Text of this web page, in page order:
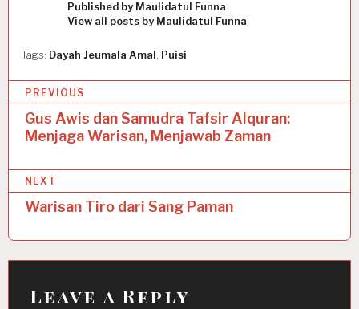
Published by Maulidatul Funna
View all posts by Maulidatul Funna
Tags: Dayah Jeumala Amal Puisi
o
t
n
PREVIOUS
Gus Awis dan Samudra Tafsir Alquran:
Menjaga Warisan, Menjawab Zaman
NEXT
Warisan Tiro dari Sang Paman
Leave a Reply